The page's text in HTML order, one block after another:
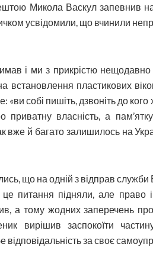
Микола Васкул запевнив
усвідомили, що вчинили
і ми з прикрістю
встановлення пластикових
собі пишіть, дзвоніть до кого
власність, а
вже й багато залишилось на
що на одній з відправ
питання підняли, але право
а тому жодних заперечень
вирішив заспокоїти
за своє